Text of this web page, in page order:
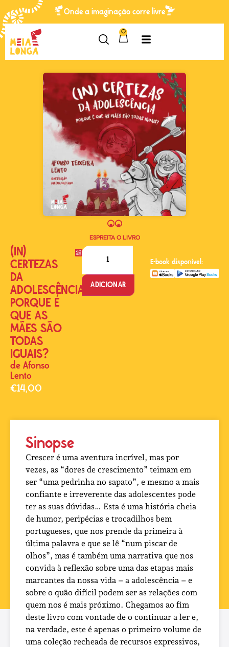
Onde a imaginação corre livre
0
ESPREITA O LIVRO
(IN)
CERTEZAS
DA
ADOLESCÊNCIA
PORQUE É
QUE AS
MÃES SÃO
TODAS
IGUAIS?
de Afonso
Lento
€14,00
ADICIONAR
E-book disponível:
Sinopse
Crescer é uma aventura incrível, mas por
vezes, as “dores de crescimento” teimam em
ser “uma pedrinha no sapato”, e mesmo a mais
confiante e irreverente das adolescentes pode
ter as suas dúvidas… Esta é uma história cheia
de humor, peripécias e trocadilhos bem
portugueses, que nos prende da primeira à
última palavra e que se lê “num piscar de
olhos”, mas é também uma narrativa que nos
convida à reflexão sobre uma das etapas mais
marcantes da nossa vida – a adolescência – e
sobre o quão difícil podem ser as relações com
quem nos é mais próximo. Chegamos ao fim
deste livro com vontade de o continuar a ler e,
na verdade, este é apenas o primeiro volume de
uma coleção recheada de recursos expressivos,